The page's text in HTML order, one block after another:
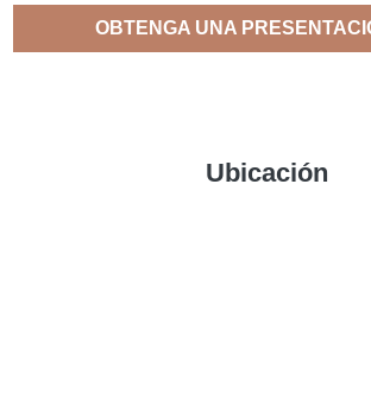
OBTENGA UNA
Ubicación